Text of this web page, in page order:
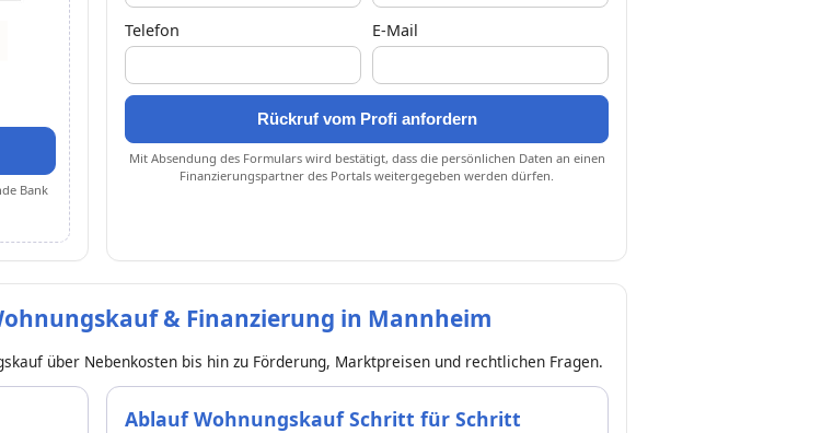
Bank
Telefon E-Mail
Rückruf vom Profi anfordern
Mit Absendung des Formulars wird bestätigt, dass die persönlichen Daten an einen
Finanzierungspartner des Portals weitergegeben werden dürfen.
& Finanzierung in Mannheim
über Nebenkosten bis hin zu Förderung, Marktpreisen und rechtlichen Fragen.
Ablauf Wohnungskauf Schritt für Schritt